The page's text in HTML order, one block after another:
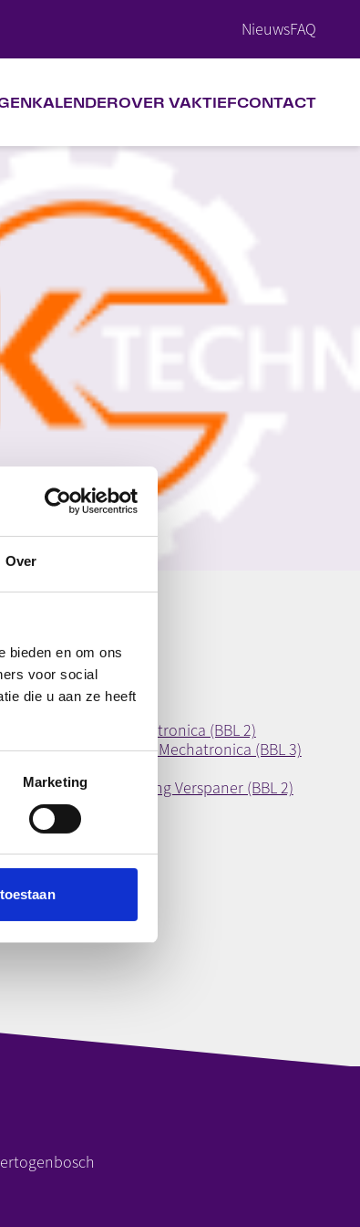
Over
bieden en om ons
voor social
die u aan ze heeft
Marketing
NieuwsFAQ
KALENDEROVER VAKTIEFCONTACT
| Monteur Mechatronica (BBL 2)
| Eerste Monteur Mechatronica (BBL 3)
| Uitstroomrichting Verspaner (BBL 2)